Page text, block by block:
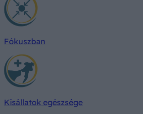
Fókuszban
Kisállatok egészsége